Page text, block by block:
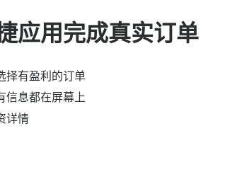
应用完成真实订单
择有盈利的订单
信息都在屏幕上
详情